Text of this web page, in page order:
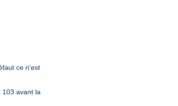
ce n'est
avant la